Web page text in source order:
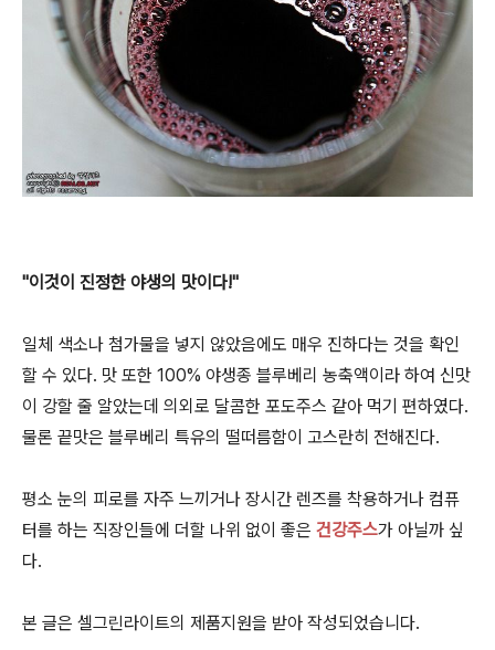
"이것이 진정한 야생의 맛이다!"
일체 색소나 첨가물을 넣지 않았음에도 매우 진하다는 것을 확인
할 수 있다. 맛 또한 100% 야생종 블루베리 농축액이라 하여 신맛
이 강할 줄 알았는데 의외로 달콤한 포도주스 같아 먹기 편하였다.
물론 끝맛은 블루베리 특유의 떨떠름함이 고스란히 전해진다.
평소 눈의 피로를 자주 느끼거나 장시간 렌즈를 착용하거나 컴퓨
터를 하는 직장인들에 더할 나위 없이 좋은 건강주스가 아닐까 싶
다.
본 글은 셀그린라이트의 제품지원을 받아 작성되었습니다.